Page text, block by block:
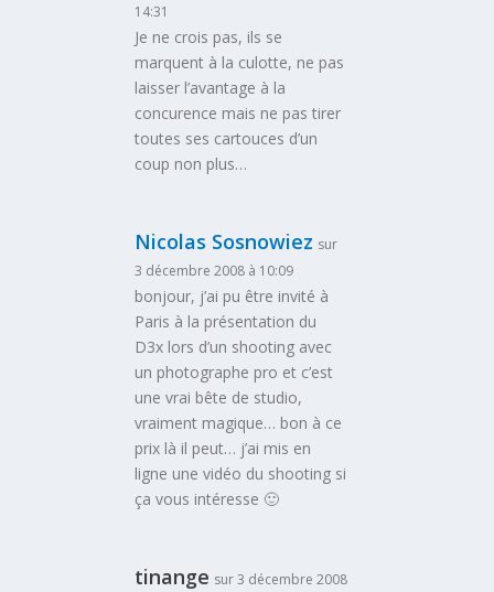
14:31
Je ne crois pas, ils se
marquent à la culotte, ne pas
laisser l’avantage à la
concurence mais ne pas tirer
toutes ses cartouces d’un
coup non plus…
Nicolas Sosnowiez sur
3 décembre 2008 à 10:09
bonjour, j’ai pu être invité à
Paris à la présentation du
D3x lors d’un shooting avec
un photographe pro et c’est
une vrai bête de studio,
vraiment magique… bon à ce
prix là il peut… j’ai mis en
ligne une vidéo du shooting si
ça vous intéresse 🙂
tinange sur 3 décembre 2008